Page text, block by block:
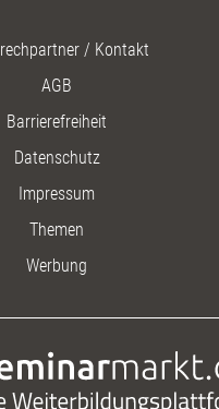
/ Kontakt
AGB
Barrierefreiheit
Datenschutz
Impressum
Themen
Werbung